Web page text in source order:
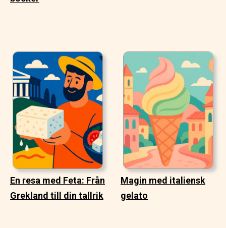
En resa med Feta: Från
Grekland till din tallrik
Magin med italiensk
gelato